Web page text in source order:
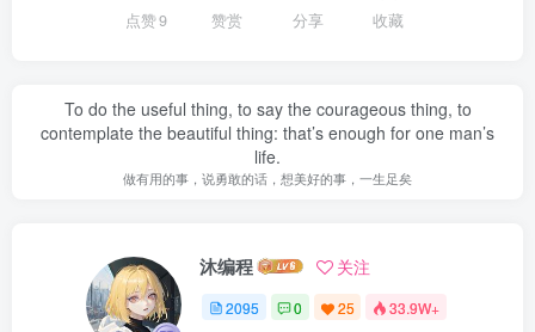
点赞9 赞赏 分享 收藏
To do the useful thing, to say the courageous thing, to
contemplate the beautiful thing: that’s enough for one man’s
life.
做有用的事，说勇敢的话，想美好的事，一生足矣
沐编程 关注
2095 0 25 33.9W+